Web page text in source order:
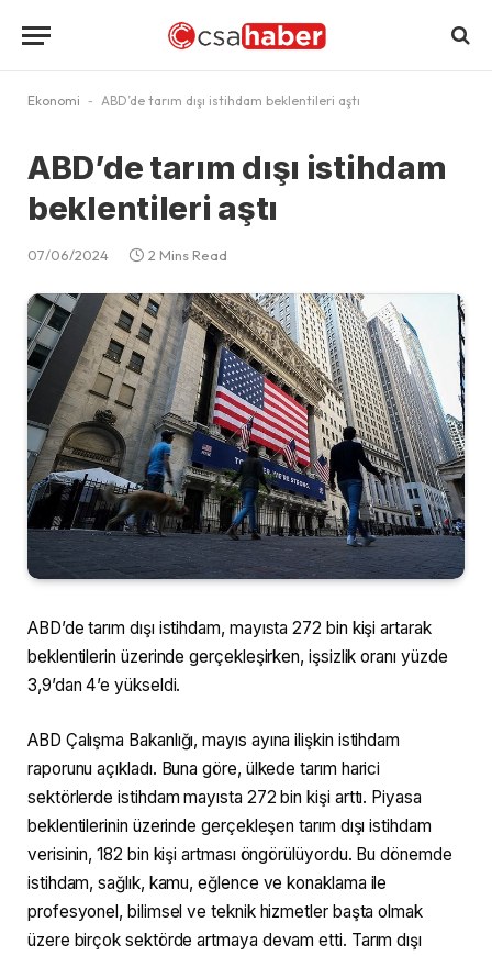
Ekonomi - ABD’de tarım dışı istihdam beklentileri aştı
ABD’de tarım dışı istihdam
beklentileri aştı
07/06/2024 2 Mins Read
ABD’de tarım dışı istihdam, mayısta 272 bin kişi artarak
beklentilerin üzerinde gerçekleşirken, işsizlik oranı yüzde
3,9’dan 4’e yükseldi.
ABD Çalışma Bakanlığı, mayıs ayına ilişkin istihdam
raporunu açıkladı. Buna göre, ülkede tarım harici
sektörlerde istihdam mayısta 272 bin kişi arttı. Piyasa
beklentilerinin üzerinde gerçekleşen tarım dışı istihdam
verisinin, 182 bin kişi artması öngörülüyordu. Bu dönemde
istihdam, sağlık, kamu, eğlence ve konaklama ile
profesyonel, bilimsel ve teknik hizmetler başta olmak
üzere birçok sektörde artmaya devam etti. Tarım dışı